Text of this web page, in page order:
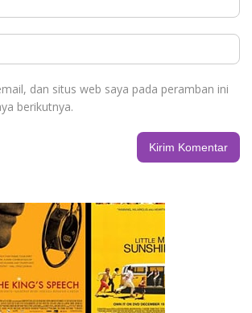
dan situs web saya pada peramban ini
berikutnya.